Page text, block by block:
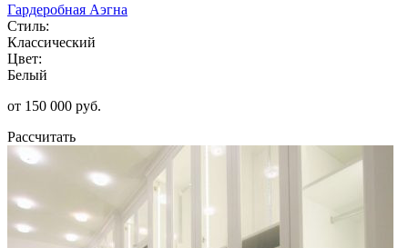
Гардеробная Аэгна
Стиль:
Классический
Цвет:
Белый
от 150 000 руб.
Рассчитать